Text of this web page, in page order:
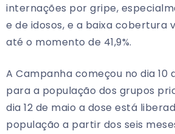
internações por gripe,
e de idosos, e a baixa cobertura
até o momento de 41,9%.
A Campanha começou no dia 10
para a população dos grupos
dia 12 de maio a dose está
população a partir dos seis